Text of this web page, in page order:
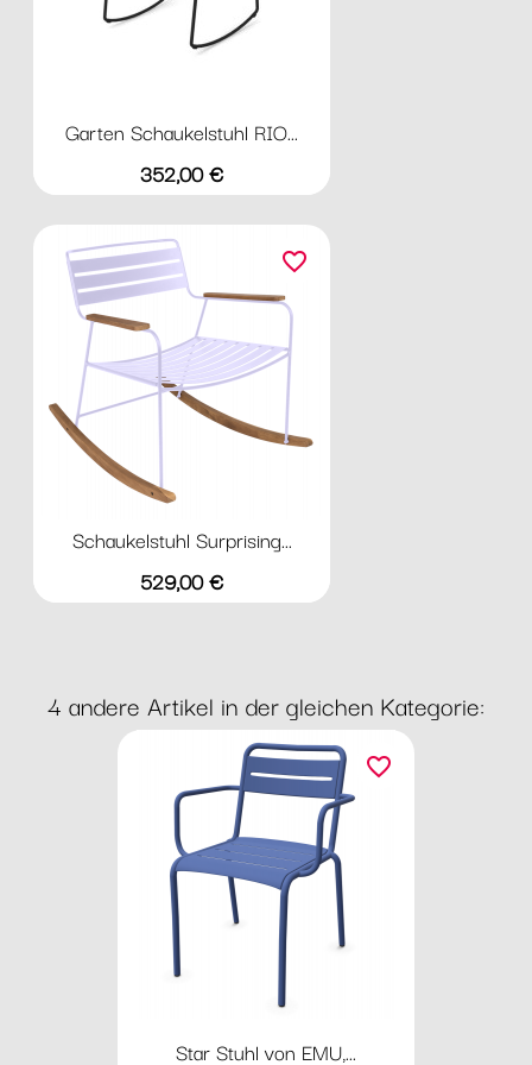
Garten Schaukelstuhl RIO...
Preis
352,00 €
Schaukelstuhl Surprising...
Preis
529,00 €
favorite_border
4 andere Artikel in der gleichen Kategorie:
Star Stuhl von EMU,...
favorite_border